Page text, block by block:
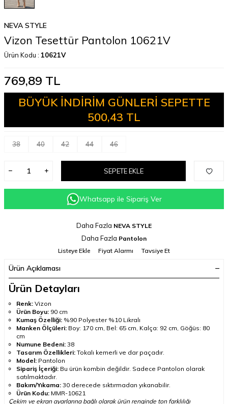
NEVA STYLE
Vizon Tesettür Pantolon 10621V
Ürün Kodu : 10621V
769,89 TL
BÜYÜK İNDİRİM GÜNLERİ SEPETTE
500,43 TL
38 40 42 44 46
SEPETE EKLE
Whatsapp ile Sipariş Ver
Daha Fazla NEVA STYLE
Daha Fazla Pantolon
Listeye Ekle
Fiyat Alarmı Tavsiye Et
Ürün Açıklaması
Ürün Detayları
Renk: Vizon
Ürün Boyu: 90 cm
Kumaş Özelliği: %90 Polyester %10 Likralı
Manken Ölçüleri: Boy: 170 cm, Bel: 65 cm, Kalça: 92 cm, Göğüs: 80
cm
Numune Bedeni: 38
Tasarım Özellikleri: Tokalı kemerli ve dar paçadır.
Model: Pantolon
Sipariş İçeriği: Bu ürün kombin değildir. Sadece Pantolon olarak
satılmaktadır.
Bakım/Yıkama: 30 derecede sıktırmadan yıkanabilir.
Ürün Kodu: MMR-10621
Çekim ve ekran ayarlarına bağlı olarak ürün renginde ton farklılığı